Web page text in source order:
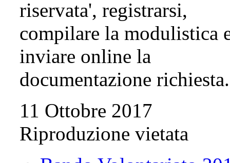
riservata', registrarsi,
compilare la modulistica
inviare online la
documentazione
11 Ottobre 2017
Riproduzione vietata